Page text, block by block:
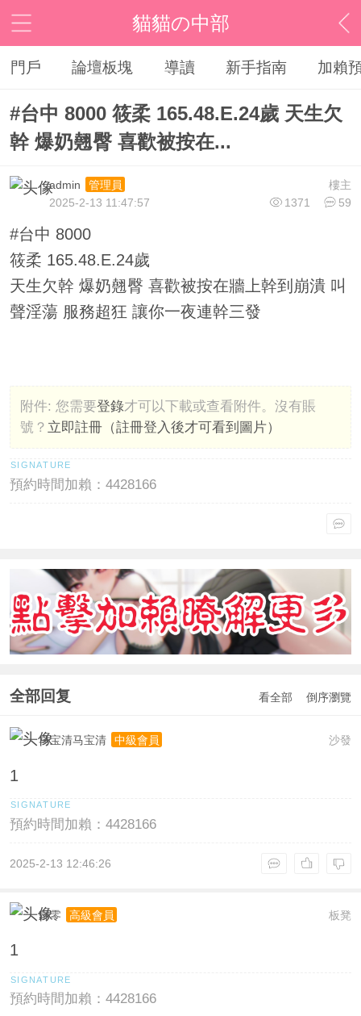
貓貓の中部
門戶 論壇板塊 導讀 新手指南 加賴
#台中 8000 筱柔 165.48.E.24歲 天生欠
幹 爆奶翹臀 喜歡被按在...
樓主
admin
管理員
1371
59
2025-2-13 11:47:57
#台中 8000
筱柔 165.48.E.24歲
天生欠幹 爆奶翹臀 喜歡被按在牆上幹到崩潰 叫
聲淫蕩 服務超狂 讓你一夜連幹三發
附件: 您需要登錄才可以下載或查看附件。沒有賬
號？ 立即註冊（註冊登入後才可看到圖片）
預約時間加賴：4428166
全部回复 看全部 倒序瀏覽
沙發
马宝清马宝清 中級會員
1
預約時間加賴：4428166
2025-2-13 12:46:26
板凳
歸零 高級會員
1
預約時間加賴：4428166